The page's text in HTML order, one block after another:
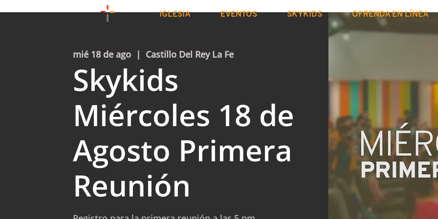
IGLESIA EVENTOS SKYKIDS OFRENDA EN LÍNEA
mié 18 de ago
  |
Castillo Del Rey La Fe
Skykids
Miércoles 18 de
Agosto Primera
Reunión